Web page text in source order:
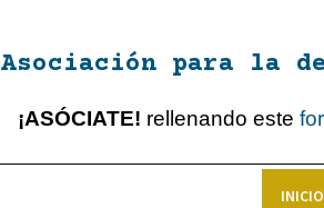
Asociación para la
¡ASÓCIATE! rellenando este
INICIO